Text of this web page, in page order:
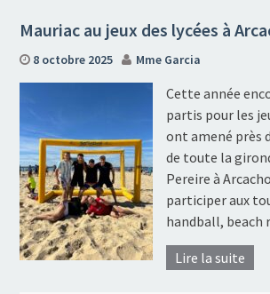
Mauriac au jeux des lycées à
8 octobre 2025 Mme Garcia
Cette année
partis pour les
ont amené près
de toute la
Pereire à
participer aux
handball, beach
Lire la suite